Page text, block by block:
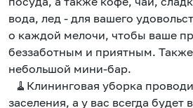
вода, лед - для вашего
о каждой мелочи, чтобы ваше
беззаботным и приятным.
небольшой мини-бар.
🧹Клининговая уборка
заселения, а у вас всегда будет